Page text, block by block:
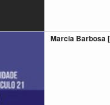
Marcia Barbosa